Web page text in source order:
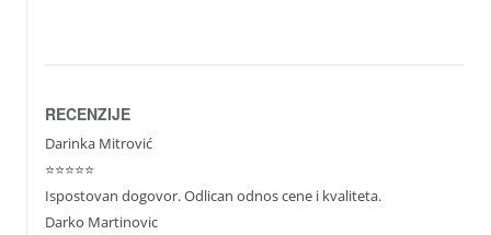
RECENZIJE
Darinka Mitrović
⭐⭐⭐⭐⭐
Ispostovan dogovor. Odlican odnos cene i kvaliteta.
Darko Martinovic